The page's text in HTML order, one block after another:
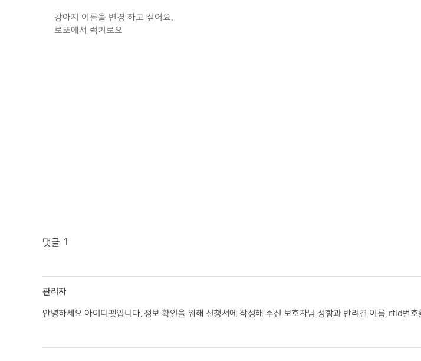
강아지 이름을 변경 하고 싶어요.
로또에서 럭키로요
댓글 1
관리자
안녕하세요 아이디펫입니다. 정보 확인을 위해 신청서에 작성해 주신 보호자님 성함과 반려견 이름, rfid번